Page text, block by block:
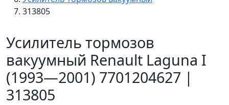
313805
Усилитель тормозов
вакуумный Renault Laguna I
(1993—2001) 7701204627 |
313805